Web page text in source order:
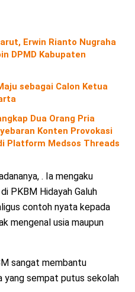
Erwin Rianto Nugraha
DPMD Kabupaten
sebagai Calon Ketua
Dua Orang Pria
Konten Provokasi
Platform Medsos Threads
. Ia mengaku
PKBM Hidayah Galuh
contoh nyata kepada
mengenal usia maupun
sangat membantu
yang sempat putus sekolah